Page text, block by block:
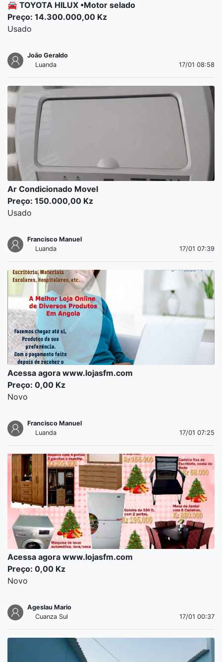
🚘 TOYOTA HILUX •Motor selado
Preço: 14.300.000,00 Kz
Usado
João Geraldo
Luanda
17/01 08:58
Ar Condicionado Movel
Preço: 150.000,00 Kz
Usado
Francisco Manuel
Luanda
17/01 07:39
Acessa agora www.lojasfm.com
Preço: 0,00 Kz
Novo
Francisco Manuel
Luanda
17/01 07:25
Acessa agora www.lojasfm.com
Preço: 0,00 Kz
Novo
Ageslau Mario
Cuanza Sul
17/01 00:37